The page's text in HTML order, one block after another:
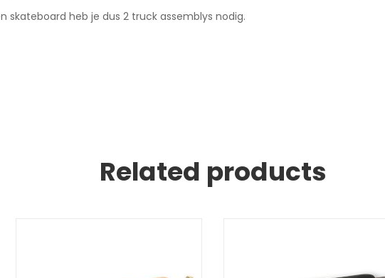
skateboard heb je dus 2 truck assemblys nodig.
Related products